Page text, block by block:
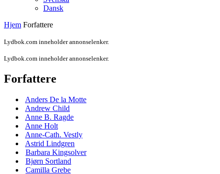
Dansk
Hjem Forfattere
Lydbok.com inneholder annonselenker.
Lydbok.com inneholder annonselenker.
Forfattere
Anders De la Motte
Andrew Child
Anne B. Ragde
Anne Holt
Anne-Cath. Vestly
Astrid Lindgren
Barbara Kingsolver
Bjørn Sortland
Camilla Grebe